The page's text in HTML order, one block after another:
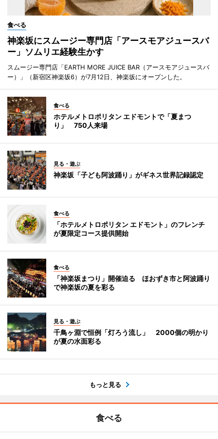
食べる
神楽坂にスムージー専門店「アースモアジュースバ
ー」ソムリエ経験生かす
スムージー専門店「EARTH MORE JUICE BAR（アースモアジュースバ
ー）」（新宿区神楽坂6）が7月12日、神楽坂にオープンした。
食べる
ホテルメトロポリタン エドモントで「夏まつ
り」 750人来場
見る・遊ぶ
神楽坂「子ども阿波踊り」がギネス世界記録認定
食べる
「ホテルメトロポリタン エドモント」のフレンチ
が夏限定コース提供開始
食べる
「神楽坂まつり」開催迫る ほおずき市と阿波踊り
で神楽坂の夏を彩る
見る・遊ぶ
千鳥ヶ淵で恒例「灯ろう流し」 2000個の明かり
が夏の水面彩る
もっと見る
食べる